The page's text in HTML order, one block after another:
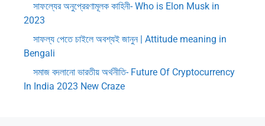
সাফল্যের অনুপ্রেরণামূলক কাহিনী- Who is Elon Musk in
2023
সাফল্য পেতে চাইলে অবশ্যই জানুন | Attitude meaning in
Bengali
সমাজ বদলানো ভারতীয় অর্থনীতি- Future Of Cryptocurrency
In India 2023 New Craze